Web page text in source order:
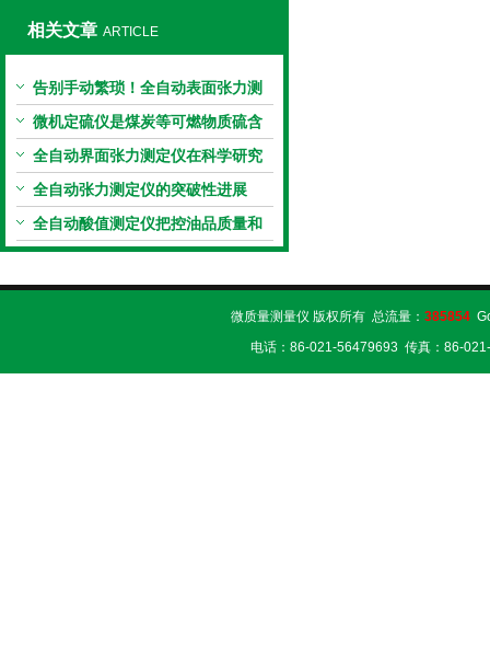
相关文章 ARTICLE
告别手动繁琐！全自动表面张力测
定仪带来便捷测量体验
微机定硫仪是煤炭等可燃物质硫含
量测定的理想仪器
全自动界面张力测定仪在科学研究
和工业应用中的重要性
全自动张力测定仪的突破性进展
全自动酸值测定仪把控油品质量和
贮运安全
微质量测量仪 版权所有 总流量： 385854
电话：86-021-56479693 传真：86-